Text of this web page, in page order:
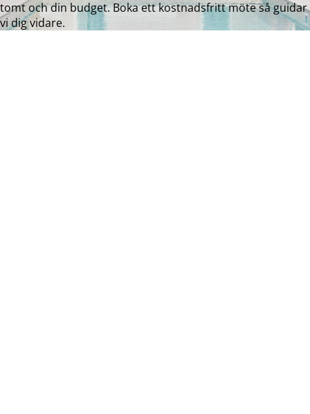
tomt och din budget. Boka ett kostnadsfritt möte så guidar
vi dig vidare.